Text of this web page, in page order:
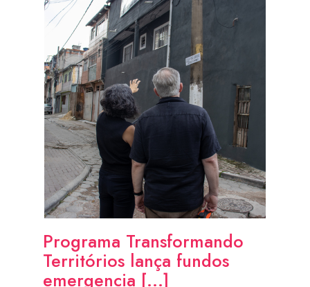
Programa Transformando
Territórios lança fundos
emergencia [...]